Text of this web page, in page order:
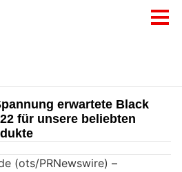
erwartete Black
für unsere beliebten
(ots/PRNewswire) –